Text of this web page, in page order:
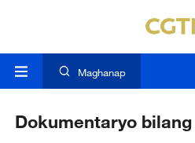
Maghanap
Dokumentaryo